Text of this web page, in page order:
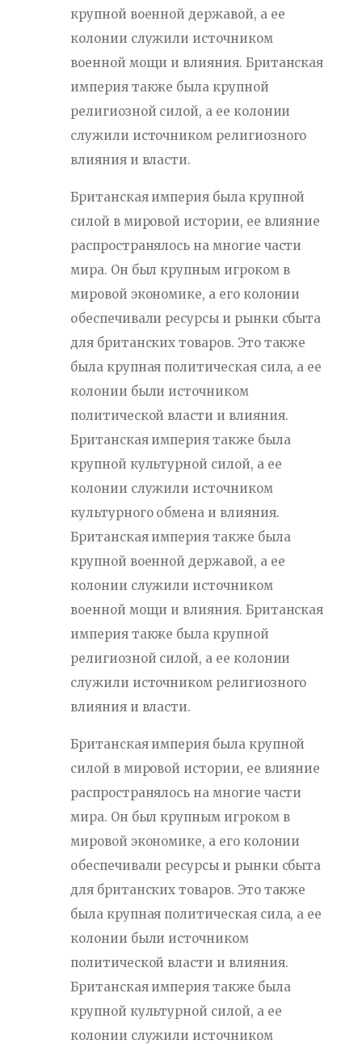
крупной военной державой, а ее
колонии служили источником
военной мощи и влияния. Британская
империя также была крупной
религиозной силой, а ее колонии
служили источником религиозного
влияния и власти.
Британская империя была крупной
силой в мировой истории, ее влияние
распространялось на многие части
мира. Он был крупным игроком в
мировой экономике, а его колонии
обеспечивали ресурсы и рынки сбыта
для британских товаров. Это также
была крупная политическая сила, а ее
колонии были источником
политической власти и влияния.
Британская империя также была
крупной культурной силой, а ее
колонии служили источником
культурного обмена и влияния.
Британская империя также была
крупной военной державой, а ее
колонии служили источником
военной мощи и влияния. Британская
империя также была крупной
религиозной силой, а ее колонии
служили источником религиозного
влияния и власти.
Британская империя была крупной
силой в мировой истории, ее влияние
распространялось на многие части
мира. Он был крупным игроком в
мировой экономике, а его колонии
обеспечивали ресурсы и рынки сбыта
для британских товаров. Это также
была крупная политическая сила, а ее
колонии были источником
политической власти и влияния.
Британская империя также была
крупной культурной силой, а ее
колонии служили источником